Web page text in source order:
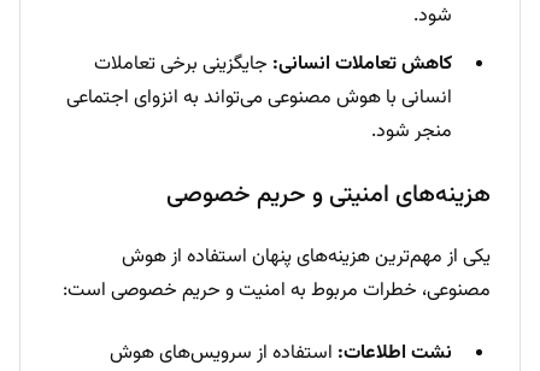
شود.
کاهش تعاملات انسانی: جایگزینی برخی تعاملات
انسانی با هوش مصنوعی می‌تواند به انزوای اجتماعی
منجر شود.
هزینه‌های امنیتی و حریم خصوصی
یکی از مهم‌ترین هزینه‌های پنهان استفاده از هوش
مصنوعی، خطرات مربوط به امنیت و حریم خصوصی است:
نشت اطلاعات: استفاده از سرویس‌های هوش